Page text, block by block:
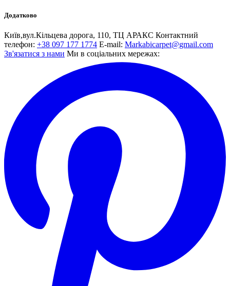
Додатково
Київ,вул.Кiльцева дорога, 110, ТЦ АРАКС Контактний
телефон: +38 097 177 1774 E-mail: Markabicarpet@gmail.com
Зв'язатися з нами Ми в соціальних мережах: